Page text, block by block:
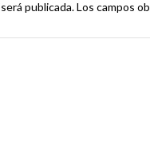
publicada.Los campos